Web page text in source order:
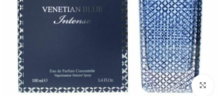
להגדלת התמונה